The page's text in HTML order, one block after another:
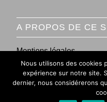
A PROPOS DE CE
Mentions légales
Conditions générales de
Nous utilisons des cookies
expérience sur notre site.
dernier, nous considérerons